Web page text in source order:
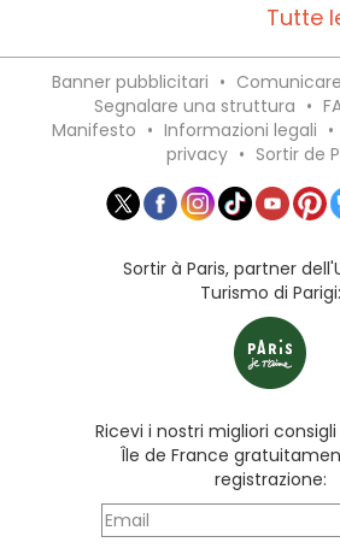
Tutte
Banner pubblicitari •
Segnalare una struttura •
Manifesto • Informazioni legali •
privacy • Sortir de
Sortir à Paris, partner
Turismo di Parigi:
Ricevi i nostri migliori
Île de France
registrazione: